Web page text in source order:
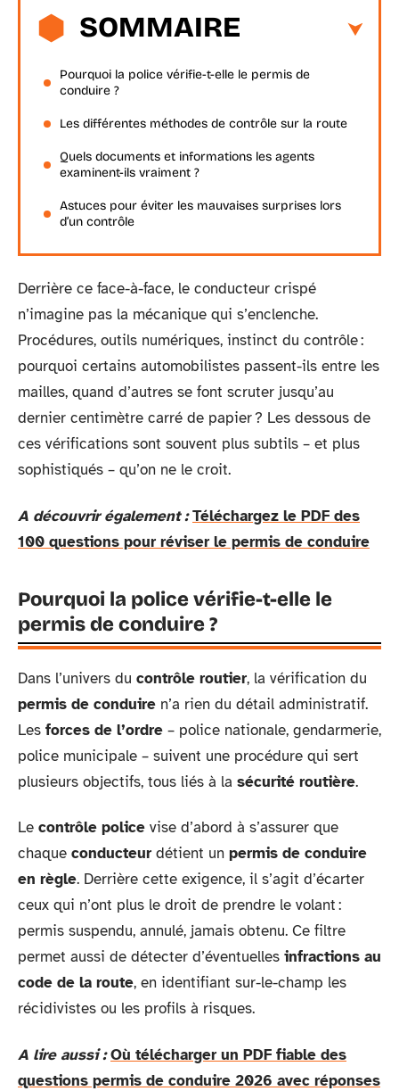
SOMMAIRE
Pourquoi la police vérifie-t-elle le permis de
conduire ?
Les différentes méthodes de contrôle sur la route
Quels documents et informations les agents
examinent-ils vraiment ?
Astuces pour éviter les mauvaises surprises lors
d’un contrôle
Derrière ce face-à-face, le conducteur crispé
n’imagine pas la mécanique qui s’enclenche.
Procédures, outils numériques, instinct du contrôle :
pourquoi certains automobilistes passent-ils entre les
mailles, quand d’autres se font scruter jusqu’au
dernier centimètre carré de papier ? Les dessous de
ces vérifications sont souvent plus subtils – et plus
sophistiqués – qu’on ne le croit.
A découvrir également : Téléchargez le PDF des
100 questions pour réviser le permis de conduire
Pourquoi la police vérifie-t-elle le
permis de conduire ?
Dans l’univers du contrôle routier, la vérification du
permis de conduire n’a rien du détail administratif.
Les forces de l’ordre – police nationale, gendarmerie,
police municipale – suivent une procédure qui sert
plusieurs objectifs, tous liés à la sécurité routière.
Le contrôle police vise d’abord à s’assurer que
chaque conducteur détient un permis de conduire
en règle. Derrière cette exigence, il s’agit d’écarter
ceux qui n’ont plus le droit de prendre le volant :
permis suspendu, annulé, jamais obtenu. Ce filtre
permet aussi de détecter d’éventuelles infractions au
code de la route, en identifiant sur-le-champ les
récidivistes ou les profils à risques.
A lire aussi : Où télécharger un PDF fiable des
questions permis de conduire 2026 avec réponses